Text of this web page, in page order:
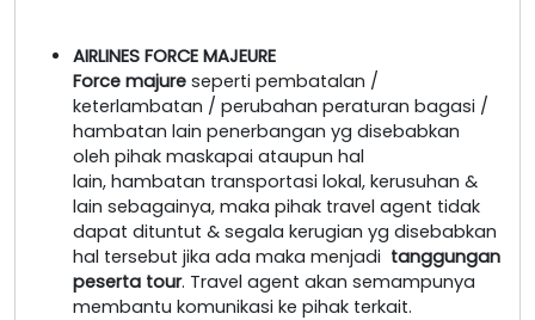
AIRLINES FORCE MAJEURE
Force majure seperti pembatalan /
keterlambatan / perubahan peraturan bagasi /
hambatan lain penerbangan yg disebabkan
oleh pihak maskapai ataupun hal
lain, hambatan transportasi lokal, kerusuhan &
lain sebagainya, maka pihak travel agent tidak
dapat dituntut & segala kerugian yg disebabkan
hal tersebut jika ada maka menjadi tanggungan
peserta tour. Travel agent akan semampunya
membantu komunikasi ke pihak terkait.